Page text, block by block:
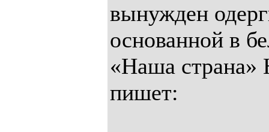
вынужден
основанной в
«Наша страна»
пишет: